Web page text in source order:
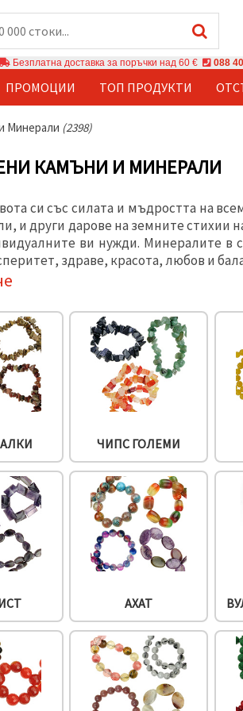
Безплатна доставка за поръчки над 60 € 088
ПРОМОЦИИ ТОП ПРОДУКТИ
Минерали (2398)
КАМЪНИ И МИНЕРАЛИ
си със силата и мъдростта на
и други дарове на земните стихии
ви нужди. Минералите в
здраве, красота, любов и
ЧИПС ГОЛЕМИ
АХАТ